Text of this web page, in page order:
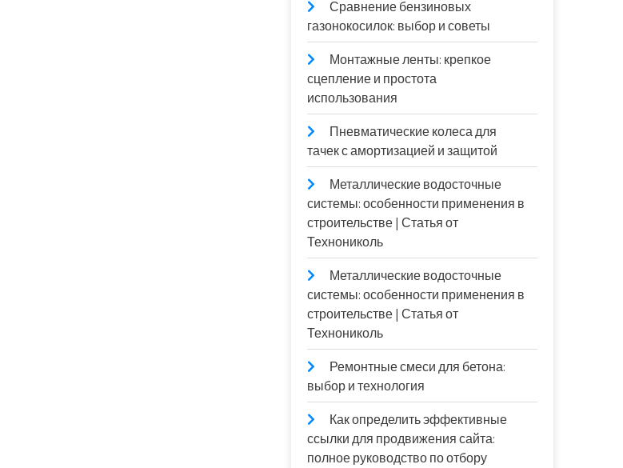
Сравнение бензиновых
газонокосилок: выбор и советы
Монтажные ленты: крепкое
сцепление и простота
использования
Пневматические колеса для
тачек с амортизацией и защитой
Металлические водосточные
системы: особенности применения в
строительстве | Статья от
Технониколь
Металлические водосточные
системы: особенности применения в
строительстве | Статья от
Технониколь
Ремонтные смеси для бетона:
выбор и технология
Как определить эффективные
ссылки для продвижения сайта:
полное руководство по отбору